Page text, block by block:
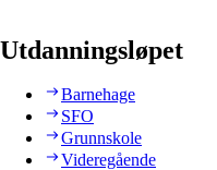
Utdanningsløpet
Barnehage
SFO
Grunnskole
Videregående